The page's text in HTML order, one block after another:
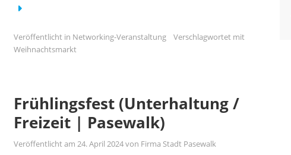
Veröffentlicht in Networking-Veranstaltung
Verschlagwortet mit
Weihnachtsmarkt
Frühlingsfest (Unterhaltung /
Freizeit | Pasewalk)
Veröffentlicht am 24. April 2024von Firma Stadt Pasewalk